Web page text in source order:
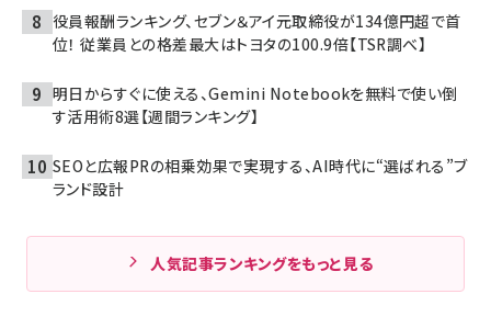
役員報酬ランキング、セブン＆アイ元取締役が134億円超で首
位！ 従業員との格差最大はトヨタの100.9倍【TSR調べ】
明日からすぐに使える、Gemini Notebookを無料で使い倒
す活用術8選【週間ランキング】
SEOと広報PRの相乗効果で実現する、AI時代に“選ばれる”ブ
ランド設計
人気記事ランキングをもっと見る